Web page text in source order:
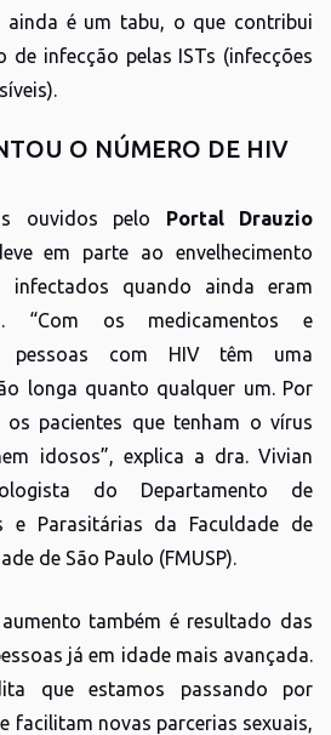
ainda é um tabu, o que contribui
de infecção pelas ISTs (infecções
O NÚMERO DE HIV
ouvidos pelo Portal Drauzio
em parte ao envelhecimento
infectados quando ainda eram
“Com os medicamentos e
pessoas com HIV têm uma
longa quanto qualquer um. Por
os pacientes que tenham o vírus
idosos”, explica a dra. Vivian
do Departamento de
e Parasitárias da Faculdade de
de São Paulo (FMUSP).
também é resultado das
já em idade mais avançada.
que estamos passando por
facilitam novas parcerias sexuais,